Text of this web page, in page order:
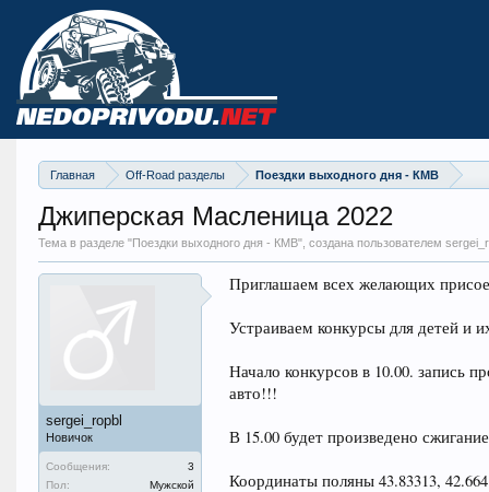
Главная Off-Road разделы Поездки выходного дня - КМВ
Джиперская Масленица 2022
Тема в разделе "Поездки выходного дня - КМВ", создана пользователем
sergei_ropbl
Новичок
Сообщения:
3
Пол:
Мужской
Приглашаем всех желающих
Устраиваем конкурсы для детей и
Начало конкурсов в 10.00. запись
авто!!!
В 15.00 будет произведено
Координаты поляны 43.83313,